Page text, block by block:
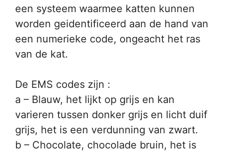
een systeem waarmee katten kunnen
worden geidentificeerd aan de hand van
een numerieke code, ongeacht het ras
van de kat.
De EMS codes zijn :
a – Blauw, het lijkt op grijs en kan
varieren tussen donker grijs en licht duif
grijs, het is een verdunning van zwart.
b – Chocolate, chocolade bruin, het is